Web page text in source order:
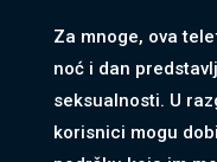
Za mnoge, ova
noć i dan
seksualnosti. U
korisnici mogu